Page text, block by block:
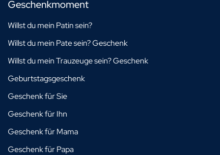
Geschenkmoment
Willst du mein Patin sein?
Willst du mein Pate sein? Geschenk
Willst du mein Trauzeuge sein? Geschenk
Geburtstagsgeschenk
Geschenk für Sie
Geschenk für Ihn
Geschenk für Mama
Geschenk für Papa